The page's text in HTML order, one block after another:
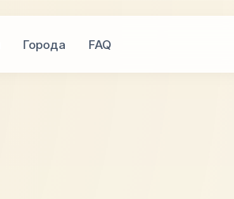
Города FAQ